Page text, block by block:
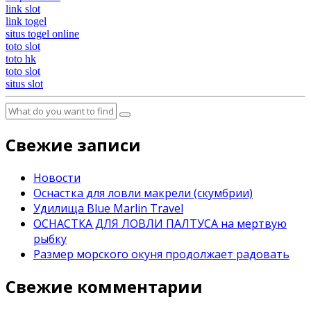
link slot
link togel
situs togel online
toto slot
toto hk
toto slot
situs slot
Свежие записи
Новости
Оснастка для ловли макрели (скумбрии)
Удилища Blue Marlin Travel
ОСНАСТКА ДЛЯ ЛОВЛИ ПАЛТУСА на мертвую
рыбку
Размер морского окуня продолжает радовать
Свежие комментарии